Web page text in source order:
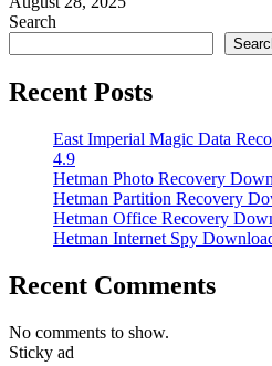
Search
Recent Posts
East Imperial Magic Data
4.9
Hetman Photo Recovery
Hetman Partition Recovery
Hetman Office Recovery
Hetman Internet Spy
Recent Comments
No comments to show.
Sticky ad